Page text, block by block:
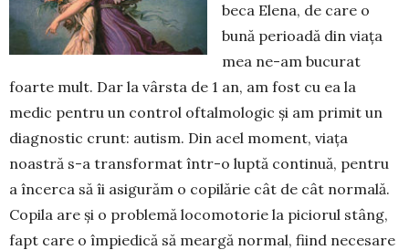
beca Elena, de care o
bună perioadă din viața
mea ne-am bucurat
foarte mult. Dar la vârsta de 1 an, am fost cu ea la
medic pentru un control oftalmo­logic și am primit un
diagnostic crunt: autism. Din acel moment, viața
noastră s-a transformat într-o luptă continuă, pentru
a încerca să îi asigurăm o copilărie cât de cât normală.
Copila are și o problemă locomotorie la piciorul stâng,
fapt care o împiedică să meargă normal, fiind necesare